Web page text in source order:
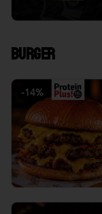
Burger
-14%